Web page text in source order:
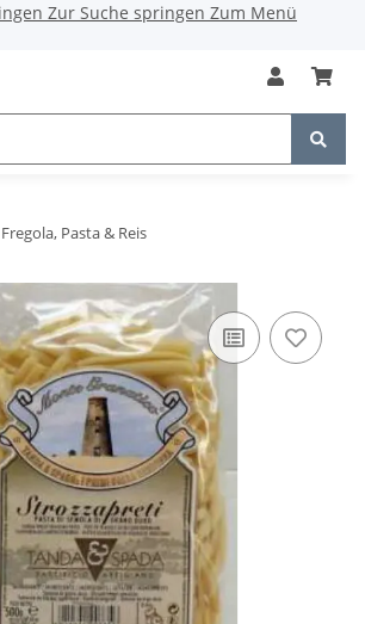
Zur Suche springen Zum Menü
Fregola, Pasta & Reis